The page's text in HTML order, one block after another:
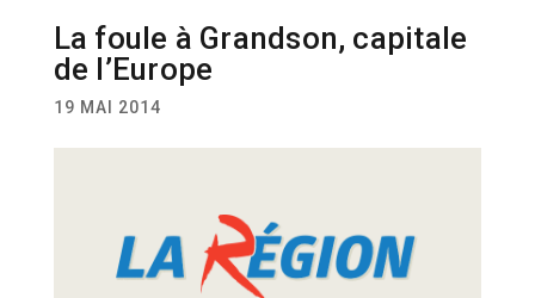
La foule à Grandson, capitale
de l’Europe
19 MAI 2014